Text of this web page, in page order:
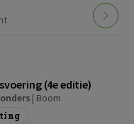
(4e editie)
| Boom